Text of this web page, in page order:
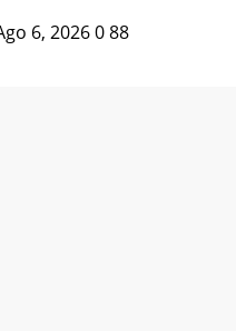
6, 2026088